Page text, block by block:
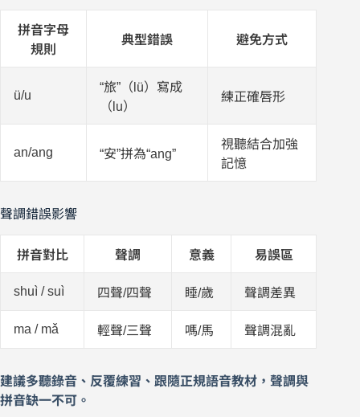
拼音字母
規則
典型錯誤 避免方式
ü/u
“旅”（lü）寫成
（lu）
練正確唇形
an/ang “安”拼為“ang”
視聽結合加強
記憶
聲調錯誤影響
拼音對比 聲調 意義 易誤區
shuì / suì 四聲/四聲 睡/歲 聲調差異
ma / mǎ 輕聲/三聲 嗎/馬 聲調混亂
建議多聽錄音、反覆練習、跟隨正規語音教材，聲調與
拼音缺一不可。